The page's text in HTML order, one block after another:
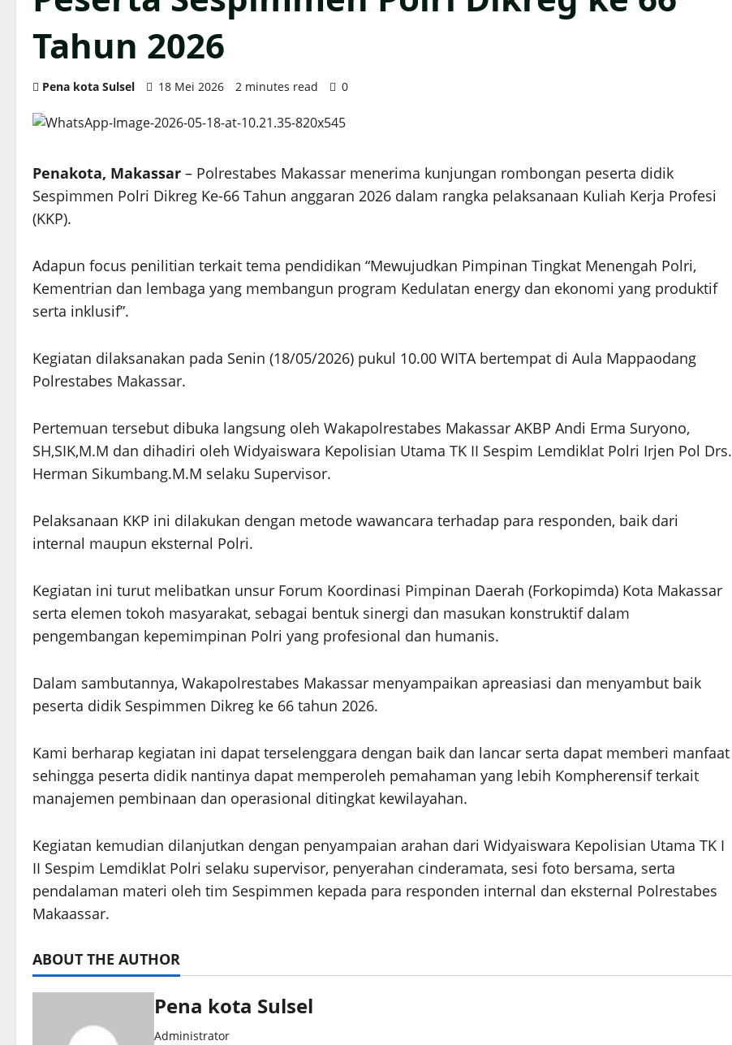
Tahun 2026
Pena kota Sulsel 18 Mei 2026 2 minutes read 0
Penakota, Makassar – Polrestabes Makassar menerima kunjungan rombongan peserta didik
Sespimmen Polri Dikreg Ke-66 Tahun anggaran 2026 dalam rangka pelaksanaan Kuliah Kerja Profesi
(KKP).
Adapun focus penilitian terkait tema pendidikan “Mewujudkan Pimpinan Tingkat Menengah Polri,
Kementrian dan lembaga yang membangun program Kedulatan energy dan ekonomi yang produktif
serta inklusif”.
Kegiatan dilaksanakan pada Senin (18/05/2026) pukul 10.00 WITA bertempat di Aula Mappaodang
Polrestabes Makassar.
Pertemuan tersebut dibuka langsung oleh Wakapolrestabes Makassar AKBP Andi Erma Suryono,
SH,SIK,M.M dan dihadiri oleh Widyaiswara Kepolisian Utama TK II Sespim Lemdiklat Polri Irjen Pol Drs.
Herman Sikumbang.M.M selaku Supervisor.
Pelaksanaan KKP ini dilakukan dengan metode wawancara terhadap para responden, baik dari
internal maupun eksternal Polri.
Kegiatan ini turut melibatkan unsur Forum Koordinasi Pimpinan Daerah (Forkopimda) Kota Makassar
serta elemen tokoh masyarakat, sebagai bentuk sinergi dan masukan konstruktif dalam
pengembangan kepemimpinan Polri yang profesional dan humanis.
Dalam sambutannya, Wakapolrestabes Makassar menyampaikan apreasiasi dan menyambut baik
peserta didik Sespimmen Dikreg ke 66 tahun 2026.
Kami berharap kegiatan ini dapat terselenggara dengan baik dan lancar serta dapat memberi manfaat
sehingga peserta didik nantinya dapat memperoleh pemahaman yang lebih Kompherensif terkait
manajemen pembinaan dan operasional ditingkat kewilayahan.
Kegiatan kemudian dilanjutkan dengan penyampaian arahan dari Widyaiswara Kepolisian Utama TK I
II Sespim Lemdiklat Polri selaku supervisor, penyerahan cinderamata, sesi foto bersama, serta
pendalaman materi oleh tim Sespimmen kepada para responden internal dan eksternal Polrestabes
Makaassar.
ABOUT THE AUTHOR
Pena kota Sulsel
Administrator